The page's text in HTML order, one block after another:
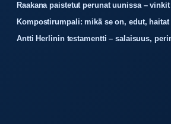
Raakana paistetut perunat uunissa –
Kompostirumpali: mikä se on, edut,
Antti Herlinin testamentti – salaisuus,